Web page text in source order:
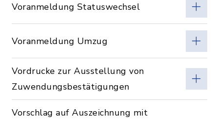
Voranmeldung Statuswechsel
Voranmeldung Umzug
Vordrucke zur Ausstellung von
Zuwendungsbestätigungen
Vorschlag auf Auszeichnung mit